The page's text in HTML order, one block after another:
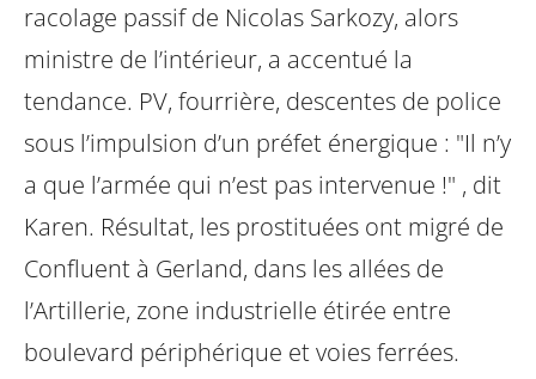
racolage passif de Nicolas Sarkozy, alors
ministre de l’intérieur, a accentué la
tendance. PV, fourrière, descentes de police
sous l’impulsion d’un préfet énergique : "Il n’y
a que l’armée qui n’est pas intervenue !" , dit
Karen. Résultat, les prostituées ont migré de
Confluent à Gerland, dans les allées de
l’Artillerie, zone industrielle étirée entre
boulevard périphérique et voies ferrées.